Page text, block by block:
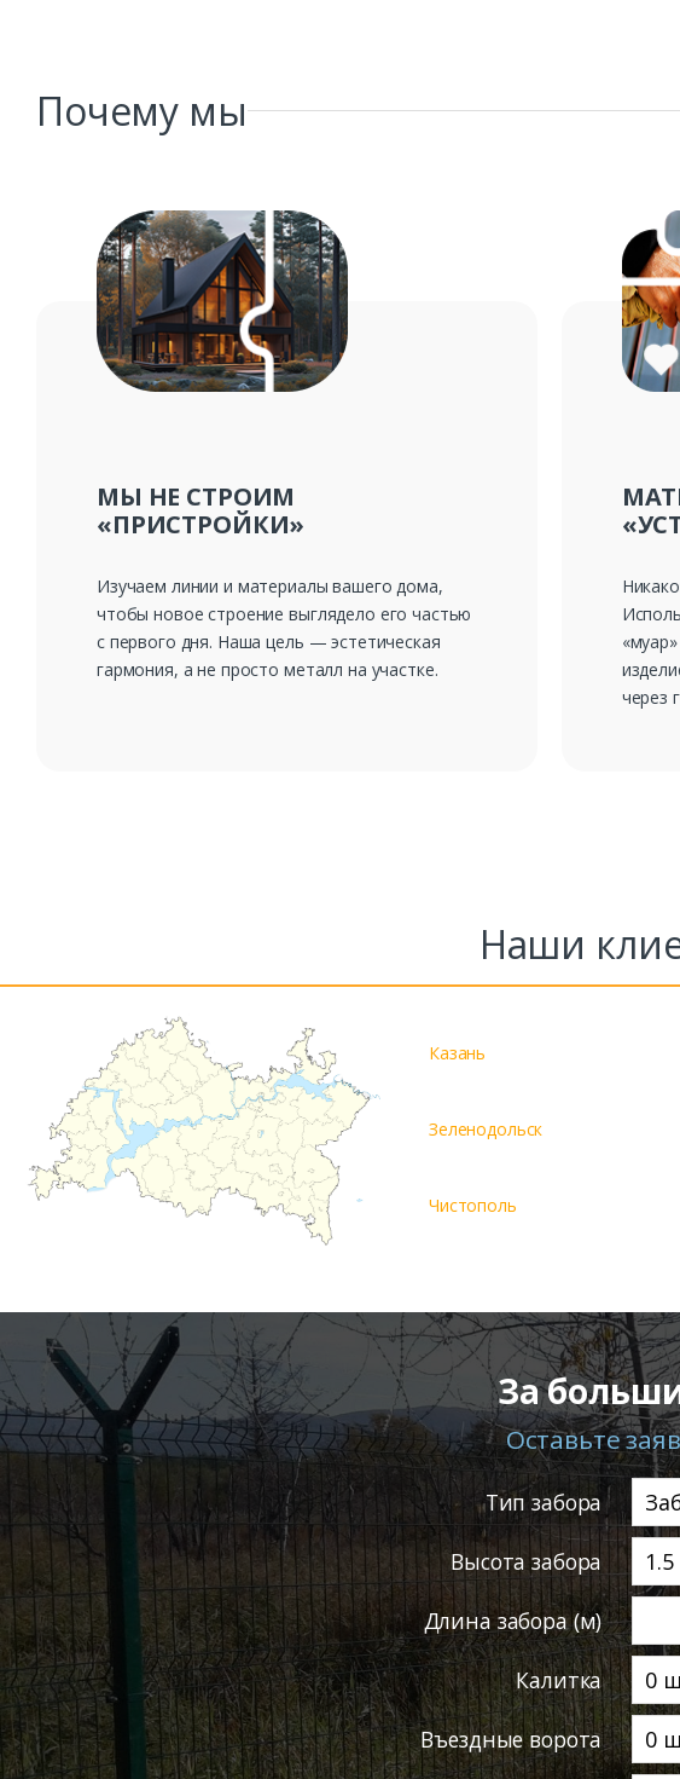
Ваше
Почему мы
МЫ НЕ СТРОИМ
«ПРИСТРОЙКИ»
Изучаем линии и материалы вашего дома,
чтобы новое строение выглядело его частью
с первого дня. Наша цель — эстетическая
гармония, а не просто металл на участке.
через
Наши
Казань
Зеленодольск
Чистополь
За
Оставьте
Тип забора
Высота забора
Длина забора (м)
Калитка
Въездные ворота